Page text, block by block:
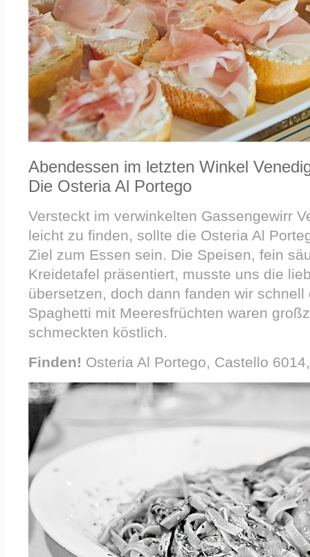
Abendessen im letzten Winkel
Die Osteria Al Portego
Versteckt im verwinkelten Gassengewirr
leicht zu finden, sollte die Osteria Al
Ziel zum Essen sein. Die Speisen, fein
Kreidetafel präsentiert, musste uns die
übersetzen, doch dann fanden wir
Spaghetti mit Meeresfrüchten waren
schmeckten köstlich.
Finden! Osteria Al Portego, Castello